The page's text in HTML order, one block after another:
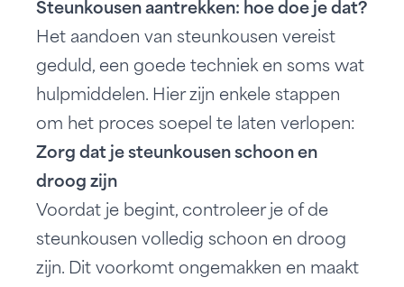
Steunkousen aantrekken: hoe doe je dat?
Het aandoen van steunkousen vereist
geduld, een goede techniek en soms wat
hulpmiddelen. Hier zijn enkele stappen
om het proces soepel te laten verlopen:
Zorg dat je steunkousen schoon en
droog zijn
Voordat je begint, controleer je of de
steunkousen volledig schoon en droog
zijn. Dit voorkomt ongemakken en maakt